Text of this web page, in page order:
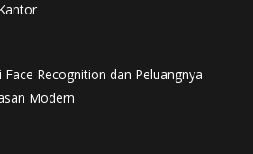
Recognition dan Peluangnya
Modern